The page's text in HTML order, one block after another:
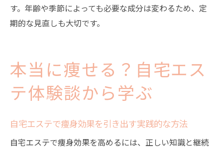
す。年齢や季節によっても必要な成分は変わるため、定
期的な見直しも大切です。
本当に痩せる？自宅エス
テ体験談から学ぶ
自宅エステで痩身効果を引き出す実践的な方法
自宅エステで痩身効果を高めるには、正しい知識と継続